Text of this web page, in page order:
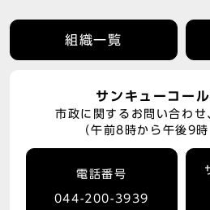
組織一覧
サンキューコー
市政に関するお問い合わせ
（午前8時から午後9
電話番号
044-200-3939